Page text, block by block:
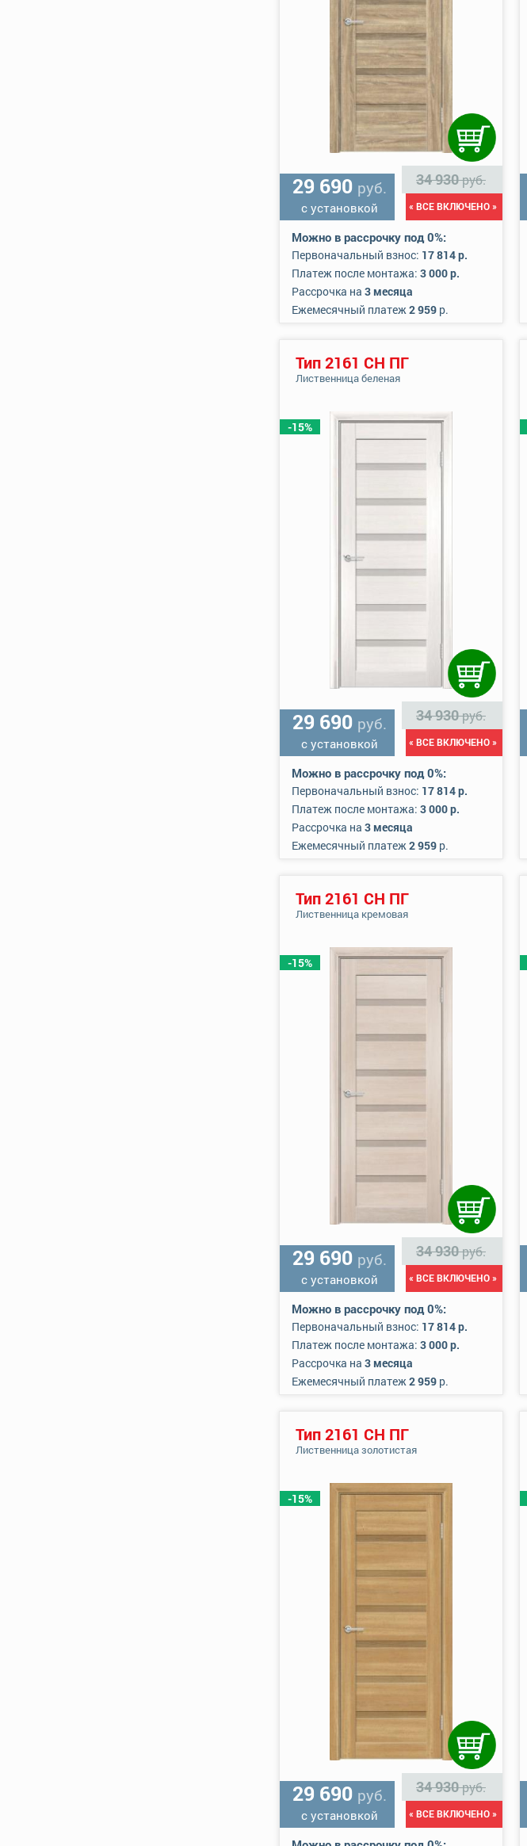
29 690 руб.
с установкой
34 930руб.
« ВСЕ ВКЛЮЧЕНО »
Можно в рассрочку под 0%:
Первоначальный взнос: 17 814 р.
Платеж после монтажа: 3 000 р.
Рассрочка на 3 месяца
Ежемесячный платеж2 959 р.
-15%
Тип 2161 СН ПГ
Лиственница беленая
29 690 руб.
с установкой
34 930руб.
« ВСЕ ВКЛЮЧЕНО »
Можно в рассрочку под 0%:
Первоначальный взнос: 17 814 р.
Платеж после монтажа: 3 000 р.
Рассрочка на 3 месяца
Ежемесячный платеж2 959 р.
-15%
Тип 2161 СН ПГ
Лиственница кремовая
29 690 руб.
с установкой
34 930руб.
« ВСЕ ВКЛЮЧЕНО »
Можно в рассрочку под 0%:
Первоначальный взнос: 17 814 р.
Платеж после монтажа: 3 000 р.
Рассрочка на 3 месяца
Ежемесячный платеж2 959 р.
-15%
Тип 2161 СН ПГ
Лиственница золотистая
29 690 руб.
с установкой
34 930руб.
« ВСЕ ВКЛЮЧЕНО »